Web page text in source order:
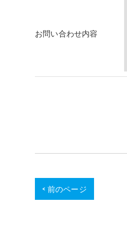
個人情報の開示･訂正
お問い合わせ内容
< 前のページ